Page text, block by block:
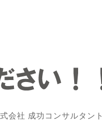
会社 成功コンサルタント